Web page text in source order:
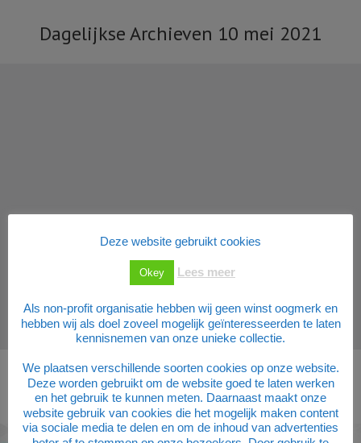
Dagelijkse Archieven 10 mei 2021
Nieuws DoorTransit Oost 10 mei 2021
Privacybeleid
Deze website gebruikt cookies
Okey Lees meer
Als non-profit organisatie hebben wij geen winst oogmerk en
hebben wij als doel zoveel mogelijk geïnteresseerden te laten
kennisnemen van onze unieke collectie.
We plaatsen verschillende soorten cookies op onze website.
Deze worden gebruikt om de website goed te laten werken
en het gebruik te kunnen meten. Daarnaast maakt onze
website gebruik van cookies die het mogelijk maken content
via sociale media te delen en om de inhoud van advertenties